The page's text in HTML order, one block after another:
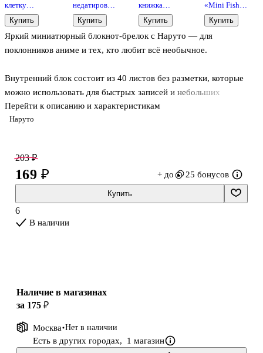
Наруто
Яркий миниатюрный блокнот-брелок с Наруто — для
поклонников аниме и тех, кто любит всё необычное.
Внутренний блок состоит из 40 листов без разметки, которые
можно использовать для быстрых записей и небольших
зарисовок. Удобная евроспираль позволяет легко перелистывать
страницы, а эластичный держатель надёжно фиксирует обложку.
Перейти к описанию и характеристикам
клетку
Academy
Style
«Naruto» в
ассортименте,
Купить
недатированный
«Наруто.
Творческий
дневник» А5,
АСТ
Купить
книжка
«Orange» А6,
80 листов в
линейку,
спираль, Stila
Купить
«Mini Fish»,
GoodMark, в
ассортименте
Купить
203 ₽
169 ₽ + до 25 бонусов
Купить
6
В наличии
Наличие в магазинах
за 175 ₽
Москва Нет в наличии
Есть в других городах, 1 магазин